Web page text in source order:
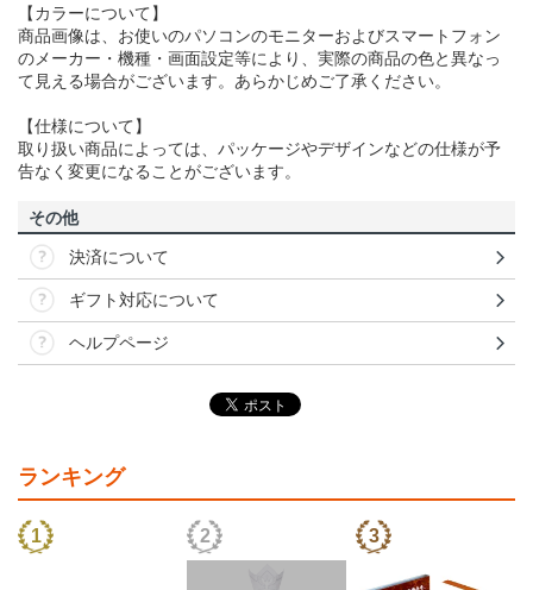
【カラーについて】
商品画像は、お使いのパソコンのモニターおよびスマートフォン
のメーカー・機種・画面設定等により、実際の商品の色と異なっ
て見える場合がございます。あらかじめご了承ください。
【仕様について】
取り扱い商品によっては、パッケージやデザインなどの仕様が予
告なく変更になることがございます。
その他
決済について
ギフト対応について
ヘルプページ
ランキング